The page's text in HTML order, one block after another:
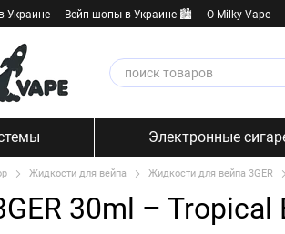
контенту
Украине Вейп шопы в Украине 🏙️ О Milky Vape
Электронные
Жидкости для вейпа Жидкости для вейпа 3GER
30ml – Tropical